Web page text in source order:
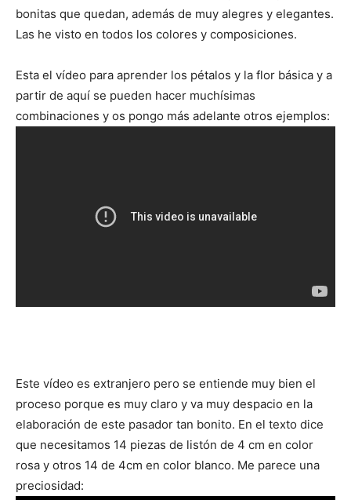
bonitas que quedan, además de muy alegres y elegantes.
Las he visto en todos los colores y composiciones.
Esta el vídeo para aprender los pétalos y la flor básica y a
partir de aquí se pueden hacer muchísimas
combinaciones y os pongo más adelante otros ejemplos:
Este vídeo es extranjero pero se entiende muy bien el
proceso porque es muy claro y va muy despacio en la
elaboración de este pasador tan bonito. En el texto dice
que necesitamos 14 piezas de listón de 4 cm en color
rosa y otros 14 de 4cm en color blanco. Me parece una
preciosidad: